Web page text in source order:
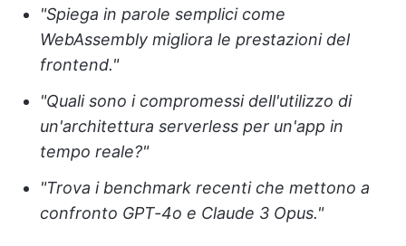
"Spiega in parole semplici come
WebAssembly migliora le prestazioni del
frontend."
"Quali sono i compromessi dell'utilizzo di
un'architettura serverless per un'app in
tempo reale?"
"Trova i benchmark recenti che mettono a
confronto GPT-4o e Claude 3 Opus."